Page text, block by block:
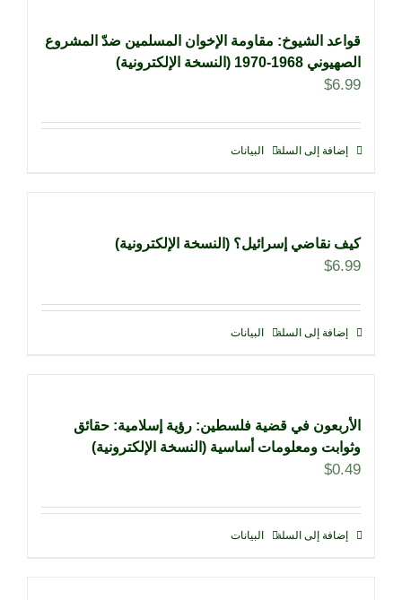
قواعد الشيوخ: مقاومة الإخوان المسلمين ضدّ المشروع
الصهيوني 1968-1970 (النسخة الإلكترونية)
$6.99
إضافة إلى السلة البيانات
كيف نقاضي إسرائيل؟ (النسخة الإلكترونية)
$6.99
إضافة إلى السلة البيانات
الأربعون في قضية فلسطين: رؤية إسلامية: حقائق
وثوابت ومعلومات أساسية (النسخة الإلكترونية)
$0.49
إضافة إلى السلة البيانات